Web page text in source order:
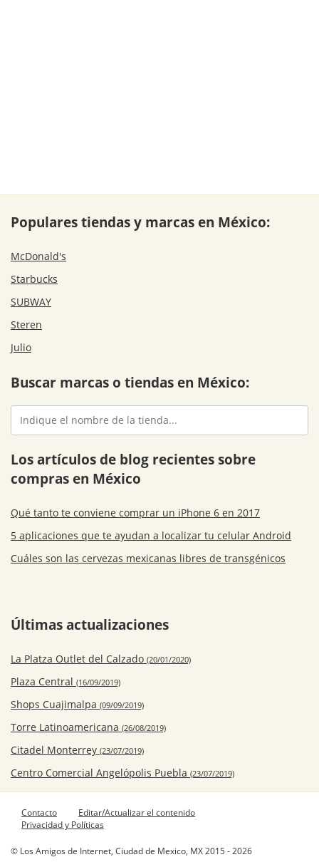
Populares tiendas y marcas en México:
McDonald's
Starbucks
SUBWAY
Steren
Julio
Buscar marcas o tiendas en México:
Los artículos de blog recientes sobre
compras en México
Qué tanto te conviene comprar un iPhone 6 en 2017
5 aplicaciones que te ayudan a localizar tu celular Android
Cuáles son las cervezas mexicanas libres de transgénicos
Últimas actualizaciones
La Platza Outlet del Calzado (20/01/2020)
Plaza Central (16/09/2019)
Shops Cuajimalpa (09/09/2019)
Torre Latinoamericana (26/08/2019)
Citadel Monterrey (23/07/2019)
Centro Comercial Angelópolis Puebla (23/07/2019)
Contacto
Editar/Actualizar el contenido
Privacidad y Políticas
© Los Amigos de Internet, Ciudad de Mexico, MX 2015 - 2026